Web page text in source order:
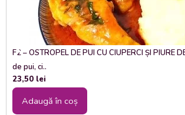
F2 – OSTROPEL DE PUI CU CIUPERCI ȘI PIURE
de pui, ci..
23,50 lei
Adaugă în coș